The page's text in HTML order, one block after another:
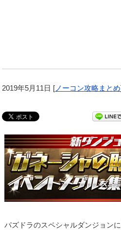
2019年5月11日 [ ノーコン攻略まとめ
パズドラのスペシャルダンジョン